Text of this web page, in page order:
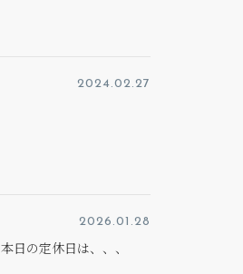
2024.02.27
2026.01.28
本日の定休日は、、、